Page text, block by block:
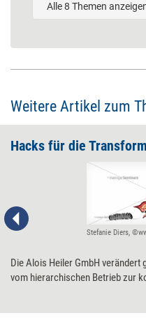
Alle 8 Themen
Weitere Artikel zum
Hacks für die
Stefanie Diers,
Die Alois Heiler GmbH verändert
vom hierarchischen Betrieb zur